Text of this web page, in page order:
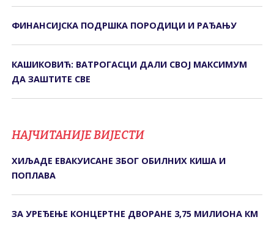
ФИНАНСИЈСКА ПОДРШКА ПОРОДИЦИ И РАЂАЊУ
КАШИКОВИЋ: ВАТРОГАСЦИ ДАЛИ СВОЈ МАКСИМУМ
ДА ЗАШТИТЕ СВЕ
НАЈЧИТАНИЈЕ ВИЈЕСТИ
ХИЉАДЕ ЕВАКУИСАНЕ ЗБОГ ОБИЛНИХ КИША И
ПОПЛАВА
ЗА УРЕЂЕЊЕ КОНЦЕРТНЕ ДВОРАНЕ 3,75 МИЛИОНА КМ